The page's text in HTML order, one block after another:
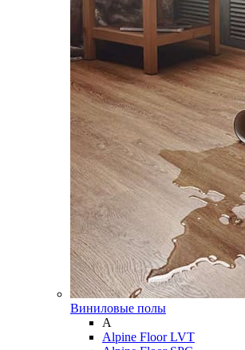
Виниловые полы
A
Alpine Floor LVT